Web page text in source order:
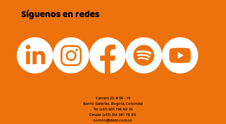
Síguenos en redes
Carrera 20 # 56 - 19
Barrio Galerías, Bogotá, Colombia
Tel. (+57) 601 736 40 36
Celular (+57) 314 381 78 80
somos@dado.com.co